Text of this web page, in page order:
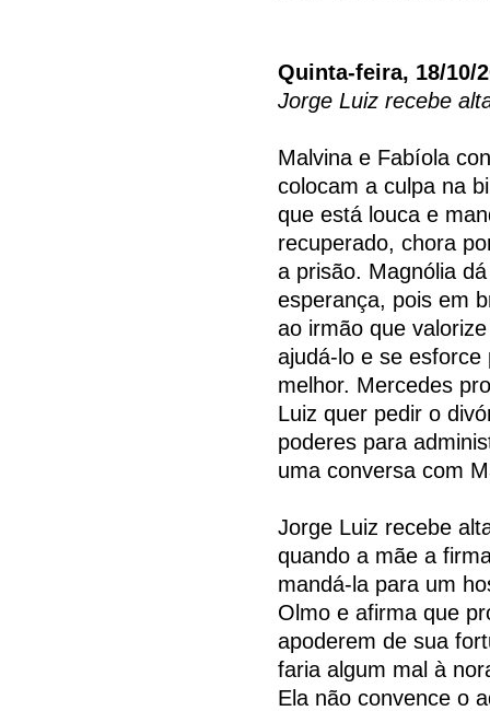
Quinta-feira, 18/10/
Jorge Luiz recebe
Malvina e Fabíola
colocam a culpa na
que está louca e
recuperado, chora
a prisão. Magnólia
esperança, pois em
ao irmão que
ajudá-lo e se
melhor. Mercedes
Luiz quer pedir o
poderes para
uma conversa com
Jorge Luiz recebe
quando a mãe a
mandá-la para um
Olmo e afirma que
apoderem de sua
faria algum mal à
Ela não convence o